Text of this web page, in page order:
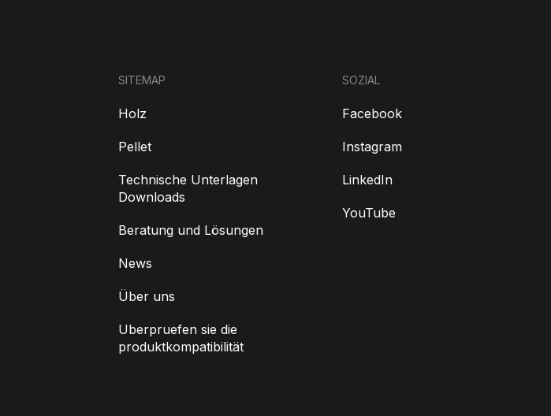
SITEMAP
Holz
Pellet
Technische Unterlagen
Downloads
Beratung und Lösungen
News
Über uns
Uberpruefen sie die
produktkompatibilität
SOZIAL
Facebook
Instagram
LinkedIn
YouTube